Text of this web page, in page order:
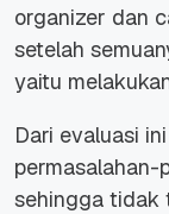
organizer dan
setelah
yaitu
Dari evaluasi
permasalahan-
sehingga tidak